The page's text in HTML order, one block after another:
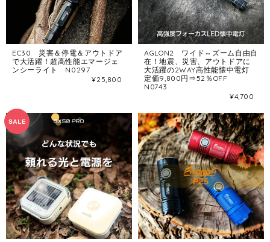
EC30 災害＆停電＆アウトドア
で大活躍！超高性能エマージェ
ンシーライト N0297
¥25,800
AGLON2 ワイド⇔ズーム自由自
在！地震、災害、アウトドアに
大活躍の2WAY高性能懐中電灯
定価9,800円⇒52％OFF
N0743
¥4,700